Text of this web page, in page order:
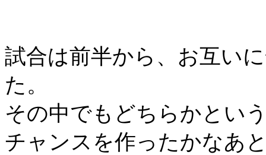
試合は前半から、お互い
た。
その中でもどちらかとい
チャンスを作ったかなあ